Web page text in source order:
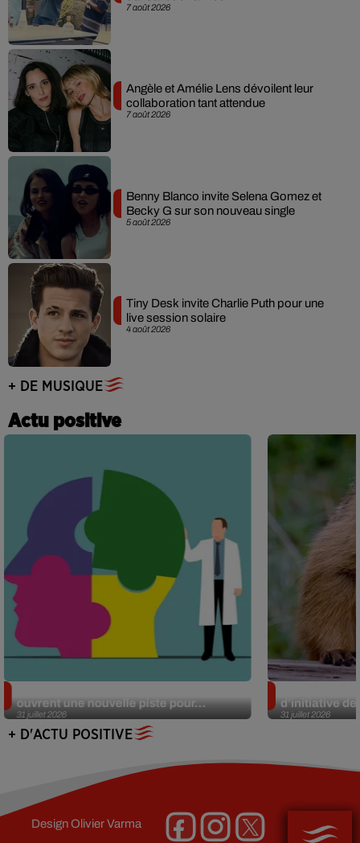
7 août 2026
7 août 2026
Angèle et Amélie Lens dévoilent leur
collaboration tant attendue
5 août 2026
Benny Blanco invite Selena Gomez et
Becky G sur son nouveau single
4 août 2026
Tiny Desk invite Charlie Puth pour une
live session solaire
+ DE MUSIQUE
Actu positive
31 juillet 2026
ouvrent une nouvelle piste pour...
31 juillet 2026
d’initiative
+ D'ACTU POSITIVE
DesignOlivier Varma